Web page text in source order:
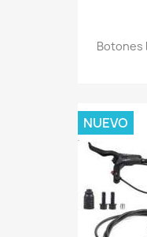
Botones
NUEVO